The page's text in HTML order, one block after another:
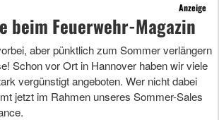
Anzeige
beim Feuerwehr-Magazin
aber pünktlich zum Sommer verlängern
Schon vor Ort in Hannover haben wir viele
vergünstigt angeboten. Wer nicht dabei
jetzt im Rahmen unseres Sommer-Sales